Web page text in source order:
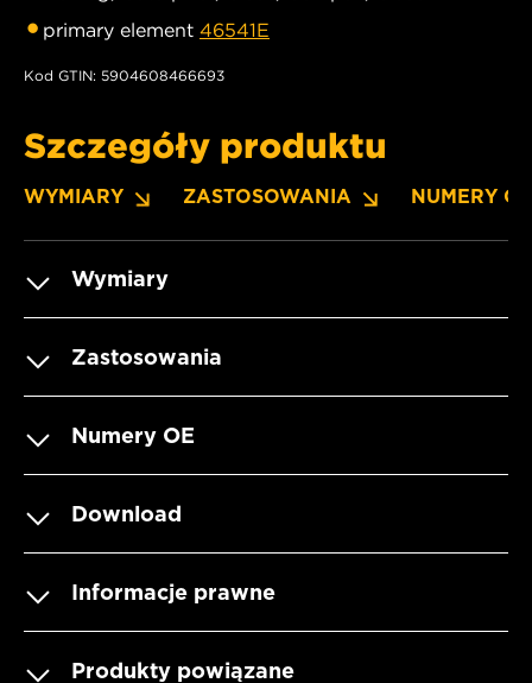
primary element 46541E
Kod GTIN: 5904608466693
Szczegóły produktu
WYMIARY ZASTOSOWANIA NUMERY OE
Wymiary
Zastosowania
Numery OE
Download
Informacje prawne
Produkty powiązane